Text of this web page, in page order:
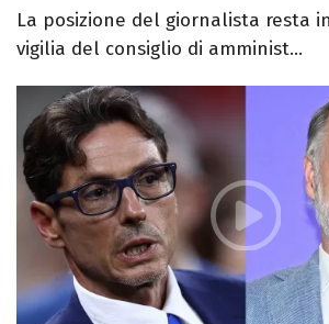
La posizione del giornalista resta
vigilia del consiglio di amminist...